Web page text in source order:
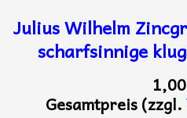
Julius Wilhelm
scharfsinnige
Gesamtpreis (zzgl.